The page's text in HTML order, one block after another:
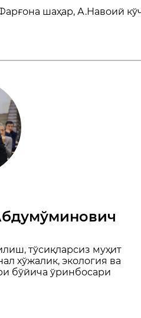
шаҳар, А.Навоий
тўсиқларсиз муҳит
хўжалик, экология ва
бўйича ўринбосари